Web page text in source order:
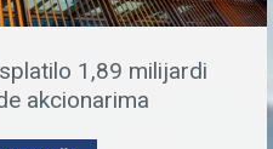
1,89 milijardi
akcionarima